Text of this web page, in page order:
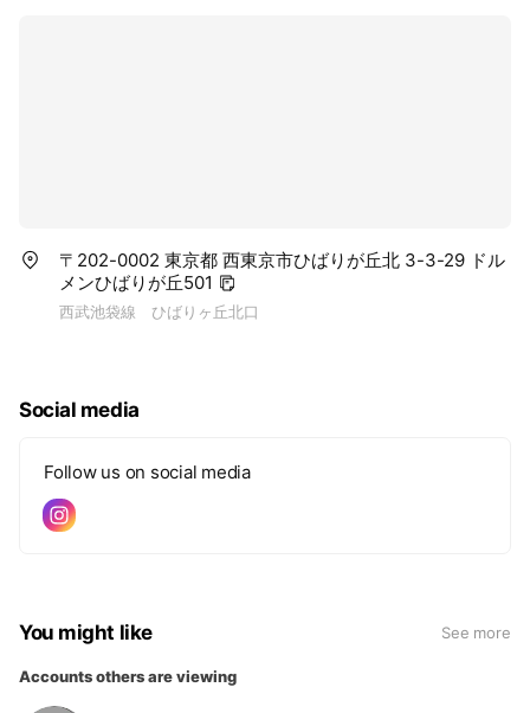
〒202-0002 東京都 西東京市ひばりが丘北 3-3-29 ドル
メンひばりが丘501
西武池袋線 ひばりヶ丘北口
Social media
Follow us on social media
You might like See more
Accounts others are viewing